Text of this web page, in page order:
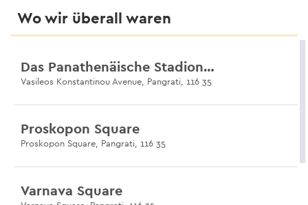
Wo wir überall waren
Das Panathenäische Stadion (Kallimarmaro)
Vasileos Konstantinou Avenue, Pangrati, 116 35
Proskopon Square
Proskopon Square, Pangrati, 116 35
Varnava Square